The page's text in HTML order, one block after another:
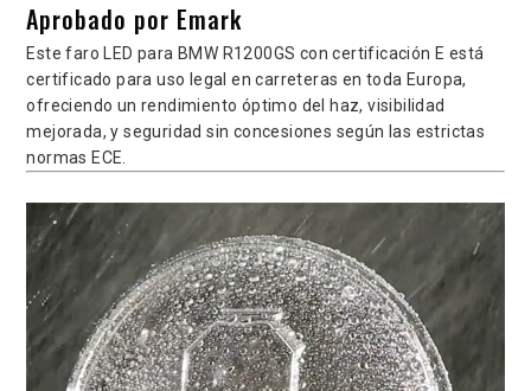
Aprobado por Emark
Este faro LED para BMW R1200GS con certificación E está
certificado para uso legal en carreteras en toda Europa,
ofreciendo un rendimiento óptimo del haz, visibilidad
mejorada, y seguridad sin concesiones según las estrictas
normas ECE.